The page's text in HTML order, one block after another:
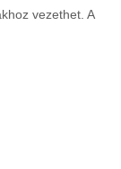
vezethet. A